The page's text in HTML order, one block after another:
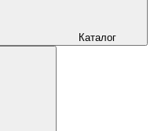
Каталог